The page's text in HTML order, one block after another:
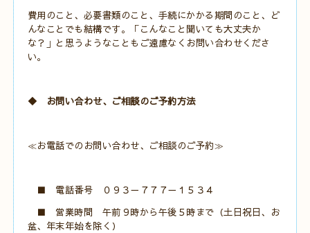
費用のこと、必要書類のこと、手続にかかる期間のこと、ど
んなことでも結構です。「こんなこと聞いても大丈夫か
な？」と思うようなこともご遠慮なくお問い合わせくださ
い。
◆ お問い合わせ、ご相談のご予約方法
≪お電話でのお問い合わせ、ご相談のご予約≫
■ 電話番号 ０９３－７７７－１５３４
■ 営業時間 午前９時から午後５時まで（土日祝日、お
盆、年末年始を除く）